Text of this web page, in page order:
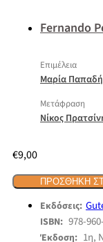
Fernando
Επιμέλεια
Μαρία
Μετάφραση
Νίκος
€9,00
ΠΡΟΣΘΉΚΗ
Εκδόσεις:
ISBN: 978-
Έκδοση: 1η,